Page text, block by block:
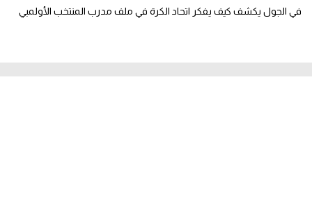
في الجول يكشف كيف يفكر اتحاد الكرة في ملف مدرب المنتخب الأولمبي